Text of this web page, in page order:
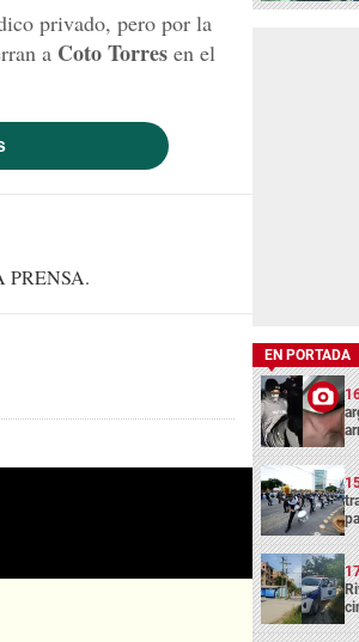
privado, pero por la
a Coto Torres en el
PRENSA.
EN PORTADA